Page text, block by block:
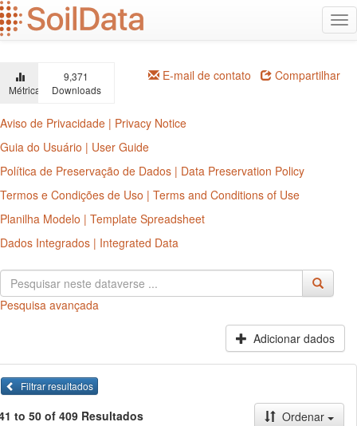
Ir
para
o
principal
Métricas
9,371
Downloads
E-mail de contato Compartilhar
Aviso de Privacidade | Privacy Notice
Guia do Usuário | User Guide
Política de Preservação de Dados | Data Preservation Policy
Termos e Condições de Uso | Terms and Conditions of Use
Planilha Modelo | Template Spreadsheet
Dados Integrados | Integrated Data
Pesquisa avançada
Adicionar dados
Filtrar resultados
to 50 of 409 Resultados
Ordenar